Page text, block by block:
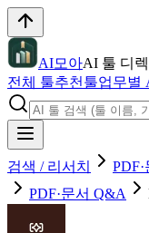
AI모아AI 툴 디렉
전체 툴추천툴업무별
검색 / 리서치
PDF·문서 Q&A